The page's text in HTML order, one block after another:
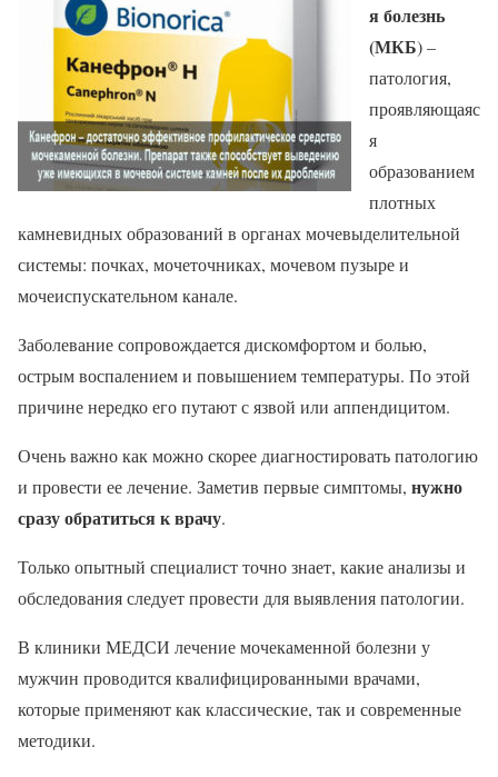
я болезнь
(МКБ) –
патология,
проявляющаяс
я
образованием
плотных
камневидных образований в органах мочевыделительной
системы: почках, мочеточниках, мочевом пузыре и
мочеиспускательном канале.
Заболевание сопровождается дискомфортом и болью,
острым воспалением и повышением температуры. По этой
причине нередко его путают с язвой или аппендицитом.
Очень важно как можно скорее диагностировать патологию
и провести ее лечение. Заметив первые симптомы, нужно
сразу обратиться к врачу.
Только опытный специалист точно знает, какие анализы и
обследования следует провести для выявления патологии.
В клиники МЕДСИ лечение мочекаменной болезни у
мужчин проводится квалифицированными врачами,
которые применяют как классические, так и современные
методики.